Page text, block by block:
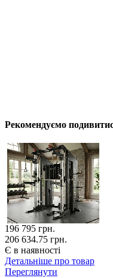
Рекомендуємо
196 795 грн.
206 634.75 грн.
Є в наявності
Детальніше про товар
Переглянути